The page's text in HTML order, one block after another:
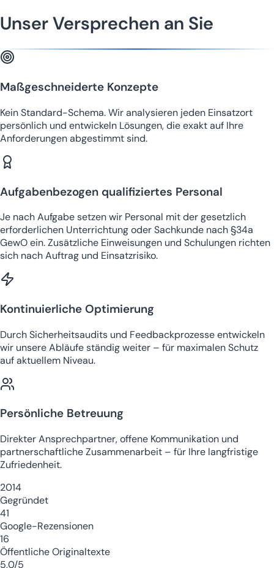
Unser Versprechen an Sie
Maßgeschneiderte Konzepte
Kein Standard-Schema. Wir analysieren jeden Einsatzort
persönlich und entwickeln Lösungen, die exakt auf Ihre
Anforderungen abgestimmt sind.
Aufgabenbezogen qualifiziertes Personal
Je nach Aufgabe setzen wir Personal mit der gesetzlich
erforderlichen Unterrichtung oder Sachkunde nach §34a
GewO ein. Zusätzliche Einweisungen und Schulungen richten
sich nach Auftrag und Einsatzrisiko.
Kontinuierliche Optimierung
Durch Sicherheitsaudits und Feedbackprozesse entwickeln
wir unsere Abläufe ständig weiter – für maximalen Schutz
auf aktuellem Niveau.
Persönliche Betreuung
Direkter Ansprechpartner, offene Kommunikation und
partnerschaftliche Zusammenarbeit – für Ihre langfristige
Zufriedenheit.
2014
Gegründet
41
Google-Rezensionen
16
Öffentliche Originaltexte
5,0/5